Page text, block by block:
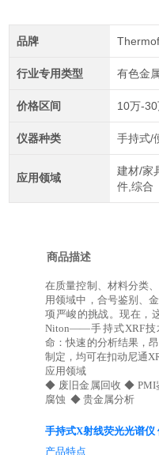
品牌
行业专用类型 有色金
价格区间 10万-
仪器种类 手持式/
应用领域
建材/家
件,综合
商品描述
在质量控制、材料分类
用领域中，合号鉴别、
项严峻的挑战。现在，
Niton——手持式XRF
命：快速的分析结果，
制定，均可在扣动尼通
应用领域
◆ 废旧金属回收 ◆ PMI
腐蚀 ◆ 贵金属分析
手持式X射线荧光光谱
产品特点